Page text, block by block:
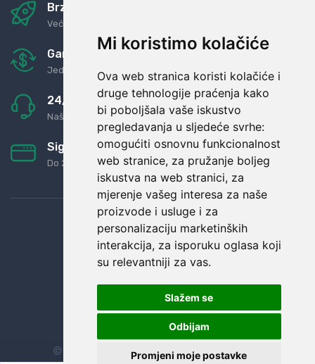
Mi koristimo kolačiće
Ova web stranica koristi kolačiće i
druge tehnologije praćenja kako
bi poboljšala vaše iskustvo
pregledavanja u sljedeće svrhe:
omogućiti osnovnu funkcionalnost
web stranice, za pružanje boljeg
iskustva na web stranici, za
mjerenje vašeg interesa za naše
proizvode i usluge i za
personalizaciju marketinških
interakcija, za isporuku oglasa koji
su relevantniji za vas.
Slažem se
Odbijam
Promjeni moje postavke
Brza i sigurna dostava
Već za nekoliko dana kod vas
Garancija u povrat novaca
Jednostavno pravilo: Roba za novac
24/7 odlična podrška
Naši agenti uvijek na raspolaganju
Sigurno obročno plaćanje
Do 24 rata bez kamata
© Sva prava zadržana. Dopi grupa d.o.o.